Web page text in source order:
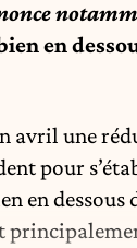
en
avril une
pour
en dessous